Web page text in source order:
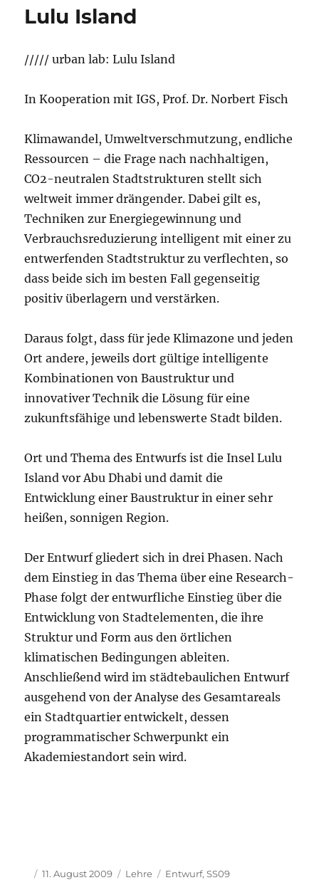
Lulu Island
///// urban lab: Lulu Island
In Kooperation mit IGS, Prof. Dr. Norbert Fisch
Klimawandel, Umweltverschmutzung, endliche
Ressourcen – die Frage nach nachhaltigen,
CO2-neutralen Stadtstrukturen stellt sich
weltweit immer drängender. Dabei gilt es,
Techniken zur Energiegewinnung und
Verbrauchsreduzierung intelligent mit einer zu
entwerfenden Stadtstruktur zu verflechten, so
dass beide sich im besten Fall gegenseitig
positiv überlagern und verstärken.
Daraus folgt, dass für jede Klimazone und jeden
Ort andere, jeweils dort gültige intelligente
Kombinationen von Baustruktur und
innovativer Technik die Lösung für eine
zukunftsfähige und lebenswerte Stadt bilden.
Ort und Thema des Entwurfs ist die Insel Lulu
Island vor Abu Dhabi und damit die
Entwicklung einer Baustruktur in einer sehr
heißen, sonnigen Region.
Der Entwurf gliedert sich in drei Phasen. Nach
dem Einstieg in das Thema über eine Research-
Phase folgt der entwurfliche Einstieg über die
Entwicklung von Stadtelementen, die ihre
Struktur und Form aus den örtlichen
klimatischen Bedingungen ableiten.
Anschließend wird im städtebaulichen Entwurf
ausgehend von der Analyse des Gesamtareals
ein Stadtquartier entwickelt, dessen
programmatischer Schwerpunkt ein
Akademiestandort sein wird.
Autor
Veröffentlicht
11. August 2009 Kategorien
Lehre Schlagwörter
Entwurf,SS09